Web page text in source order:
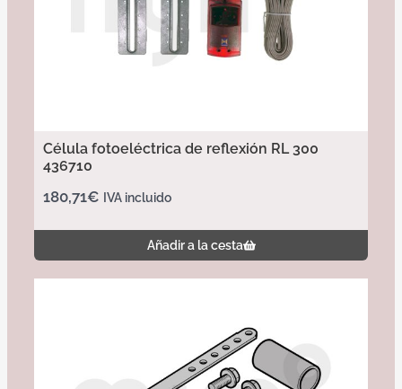
Célula fotoeléctrica de reflexión RL 300
436710
180,71€ IVA incluido
Añadir a la cesta